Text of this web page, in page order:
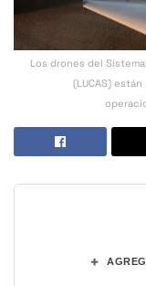
Los drones del
(LUCAS)
+